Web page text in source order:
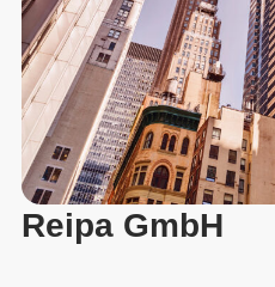
Reipa GmbH